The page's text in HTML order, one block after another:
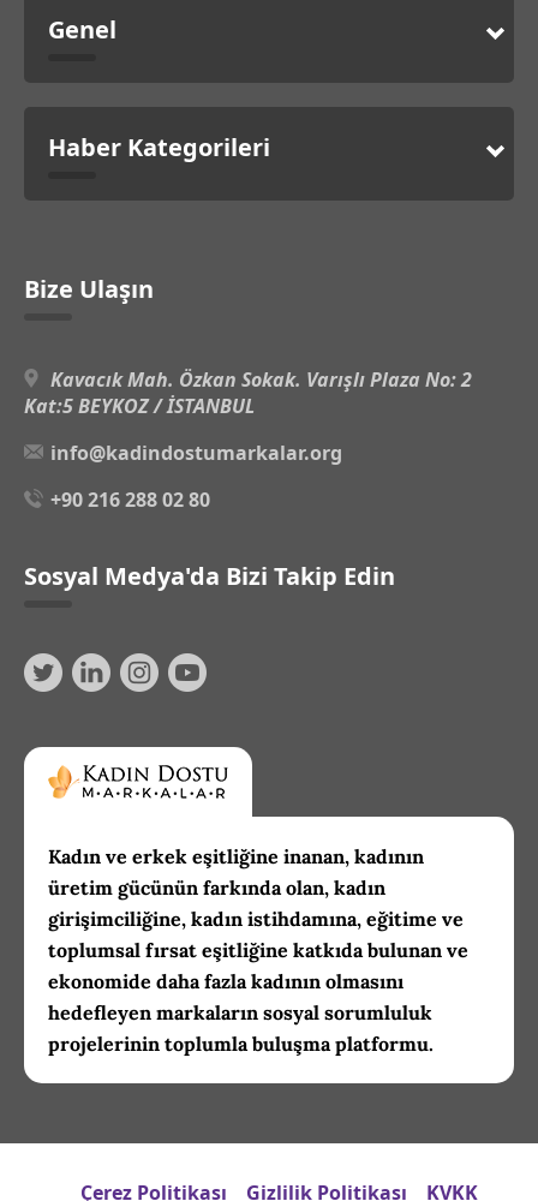
Genel
Haber Kategorileri
Bize Ulaşın
Kavacık Mah. Özkan Sokak. Varışlı Plaza No: 2
Kat:5 BEYKOZ / İSTANBUL
info@kadindostumarkalar.org
+90 216 288 02 80
Sosyal Medya'da Bizi Takip Edin
Kadın ve erkek eşitliğine inanan, kadının
üretim gücünün farkında olan, kadın
girişimciliğine, kadın istihdamına, eğitime ve
toplumsal fırsat eşitliğine katkıda bulunan ve
ekonomide daha fazla kadının olmasını
hedefleyen markaların sosyal sorumluluk
projelerinin toplumla buluşma platformu.
Çerez Politikası Gizlilik Politikası KVKK